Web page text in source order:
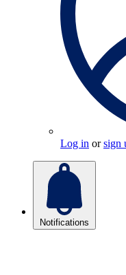
Log in orsign
Notifications